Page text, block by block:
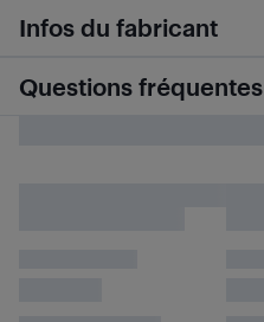
Infos du fabricant
Questions fréquentes